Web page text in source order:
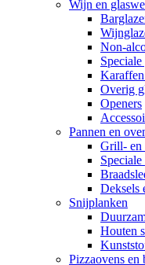
Wijn en
Non-
Speciale
Karaffen
Overig
Openers
Pannen en
Grill- en
Speciale
Deksels
Snijplanken
Houten
Pizzaovens en